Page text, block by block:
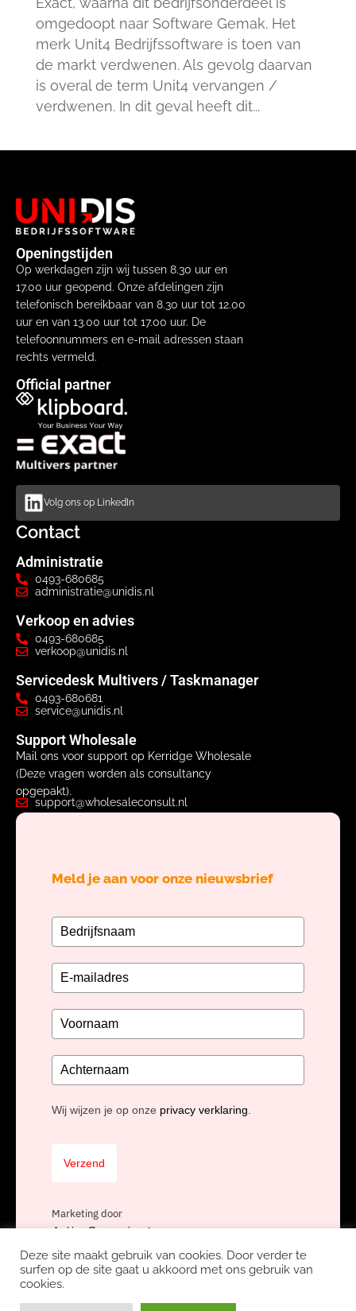
omgedoopt naar Software Gemak. Het
merk Unit4 Bedrijfssoftware is toen van
de markt verdwenen. Als gevolg daarvan
is overal de term Unit4 vervangen /
verdwenen. In dit geval heeft dit...
Openingstijden
Op werkdagen zijn wij tussen 8.30 uur en
17.00 uur geopend. Onze afdelingen zijn
telefonisch bereikbaar van 8.30 uur tot 12.00
uur en van 13.00 uur tot 17.00 uur. De
telefoonnummers en e-mail adressen staan
rechts vermeld.
Official partner
Volg ons op LinkedIn
Contact
Administratie
0493-680685
administratie@unidis.nl
Verkoop en advies
0493-680685
verkoop@unidis.nl
Servicedesk Multivers / Taskmanager
0493-680681
service@unidis.nl
Support Wholesale
Mail ons voor support op Kerridge Wholesale
(Deze vragen worden als consultancy
opgepakt).
support@wholesaleconsult.nl
Meld je aan voor onze nieuwsbrief
Wij wijzen je op onze privacy verklaring
Verzend
Marketing door
Deze site maakt gebruik van cookies. Door verder te
surfen op de site gaat u akkoord met ons gebruik van
cookies.